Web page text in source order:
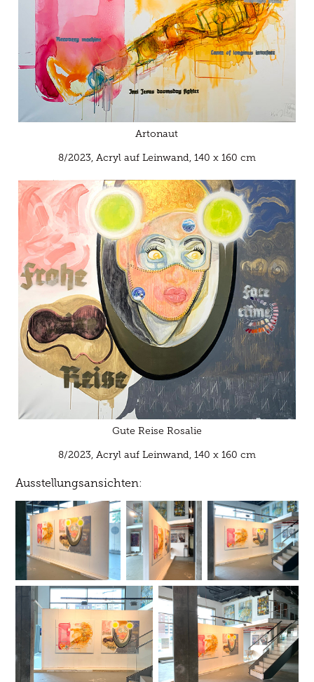
Artonaut
8/2023, Acryl auf Leinwand, 140 x 160 cm
Gute Reise Rosalie
8/2023, Acryl auf Leinwand, 140 x 160 cm
Ausstellungsansichten: